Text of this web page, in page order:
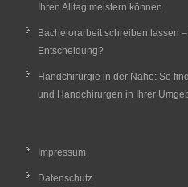
Ihren Alltag meistern können
Bachelorarbeit schreiben lassen
Entscheidung?
Handchirurgie in der Nähe: So
und Handchirurgen in Ihrer
Impressum
Datenschutz